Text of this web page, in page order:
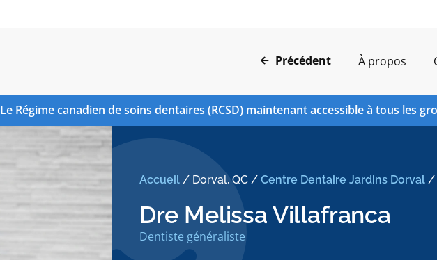
Précédent À propos
Le Régime canadien de soins dentaires (RCSD) maintenant accessible à tous les
Accueil/ Dorval, QC/ Centre Dentaire Jardins Dorval/
Dre Melissa Villafranca
Dentiste généraliste